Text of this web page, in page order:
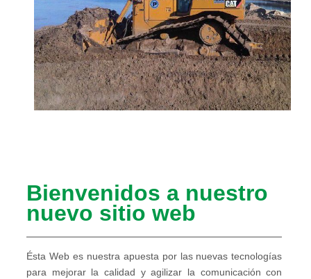
Bienvenidos a nuestro
nuevo sitio web
Ésta Web es nuestra apuesta por las nuevas tecnologías
para mejorar la calidad y agilizar la comunicación con